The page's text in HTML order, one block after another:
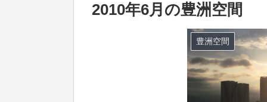
2010年6月の豊洲空間
豊洲空間